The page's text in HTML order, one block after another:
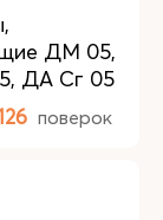
ДМ 05,
ДА Сг 05
поверок